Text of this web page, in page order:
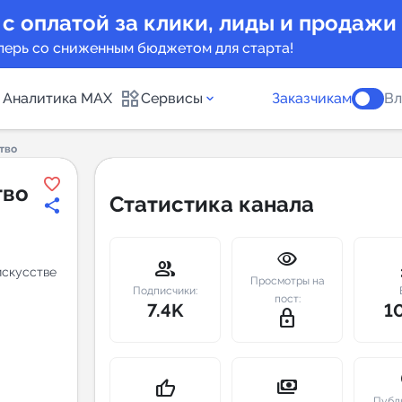
оплатой за клики, лиды и продажи
со сниженным бюджетом для старта!
Аналитика MAX Сервисы
Индекс
Telegram
New
Заказчикам
Статистика канала
group
Подписчики:
7.4K
visibility
Просмотры на
пост:
lock_outline
thumb_up payments